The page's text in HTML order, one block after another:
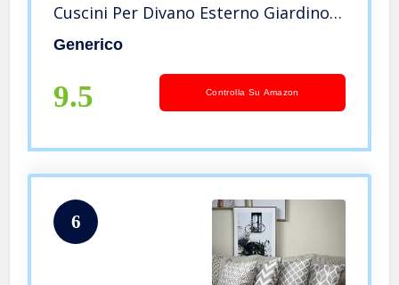
Cuscini Per Divano Esterno Giardino
Indeformabile, Antiacaro, Anallergico,
Ottimale
Generico
9.5 Controlla Su Amazon
6